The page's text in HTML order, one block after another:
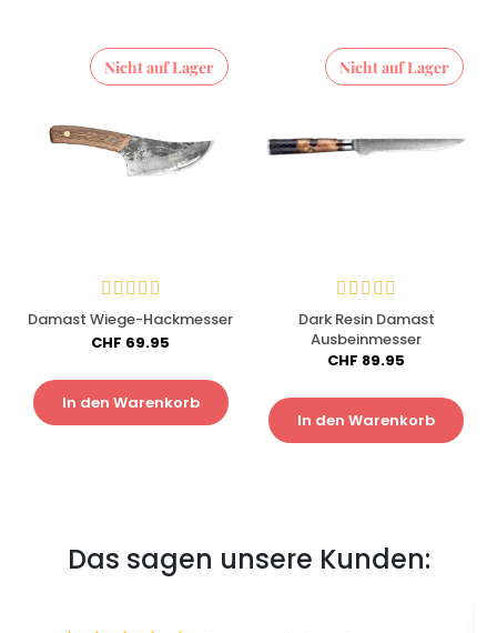
Nicht auf Lager
Damast Wiege-Hackmesser
CHF 69.95
In den Warenkorb
Nicht auf Lager
Dark Resin Damast
Ausbeinmesser
CHF 89.95
In den Warenkorb
Das sagen unsere Kunden: